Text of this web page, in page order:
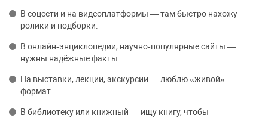
В соцсети и на видеоплатформы — там быстро нахожу
ролики и подборки.
В онлайн‑энциклопедии, научно‑популярные сайты —
нужны надёжные факты.
На выставки, лекции, экскурсии — люблю «живой»
формат.
В библиотеку или книжный — ищу книгу, чтобы